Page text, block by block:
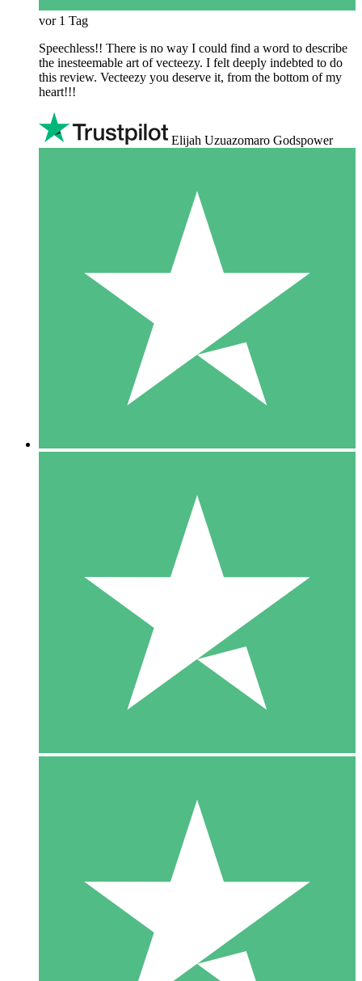
vor 1 Tag
Speechless!! There is no way I could find a word to describe
the inesteemable art of vecteezy. I felt deeply indebted to do
this review. Vecteezy you deserve it, from the bottom of my
heart!!!
Elijah Uzuazomaro Godspower